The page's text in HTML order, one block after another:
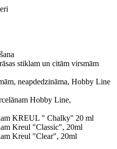
stiklam un citām virsmām
neapdedzināma, Hobby Line
Hobby Line,
KREUL " Chalky'' 20 ml
Kreul "Classic", 20ml
Kreul "Clear", 20ml